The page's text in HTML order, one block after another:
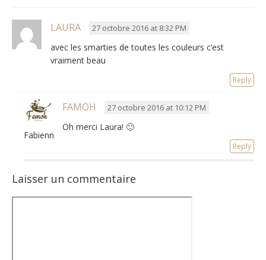
LAURA 27 octobre 2016 at 8:32 PM
avec les smarties de toutes les couleurs c’est
vraiment beau
Reply
Fabienne
FAMOH 27 octobre 2016 at 10:12 PM
Oh merci Laura! 🙂
Reply
Laisser un commentaire